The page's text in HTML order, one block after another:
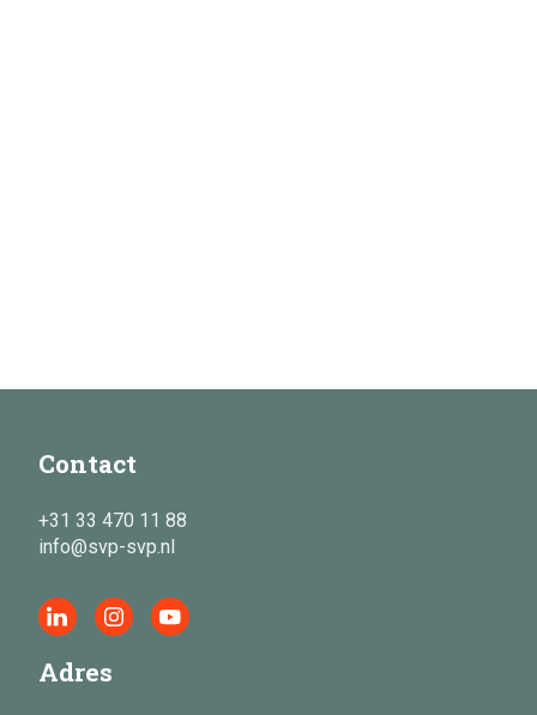
Contact
+31 33 470 11 88
info@svp-svp.nl
Adres